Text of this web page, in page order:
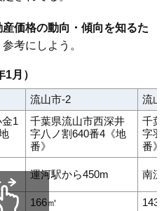
価格の動向・傾向を知るた
考にしよう。
月）
流山市-2 流
1
千葉県流山市西深井
字八ノ割640番4《地
番》
千
字
番》
運河駅から450m 南
166㎡ 143